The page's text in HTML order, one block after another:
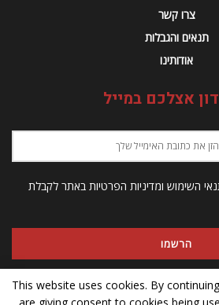
צרו קשר
תנאים והגבלות
אודותינו
אצלכם במייל
השימוש ומדיניות הפרטיות באתר לקבלת
This website uses cookies. By